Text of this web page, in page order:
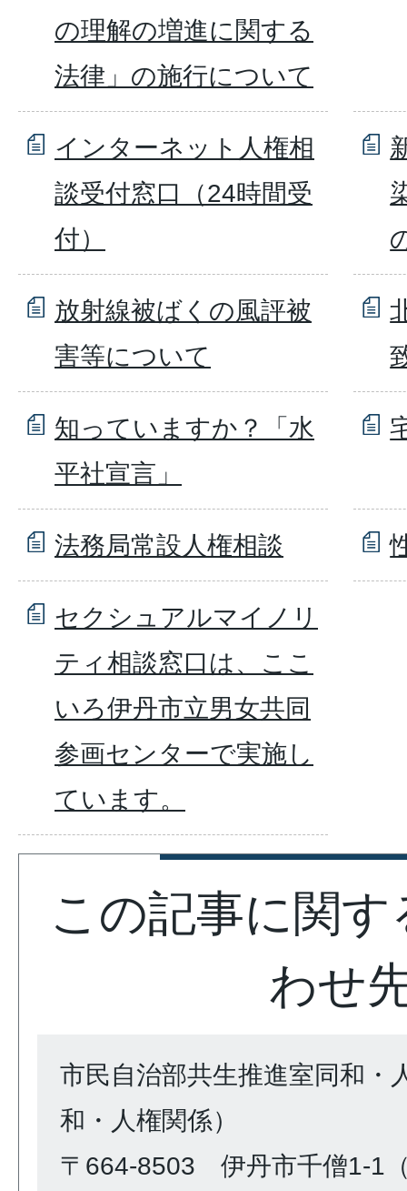
の理解の増進に関する
法律」の施行について
インターネット人権相
談受付窓口（24時間受
付）
放射線被ばくの風評被
害等について
知っていますか？「水
平社宣言」
法務局常設人権相談
セクシュアルマイノリ
ティ相談窓口は、ここ
いろ伊丹市立男女共同
参画センターで実施し
ています。
この記事に関
わせ
市民自治部共生推進室同和・
和・人権関係）
〒664-8503 伊丹市千僧1-1